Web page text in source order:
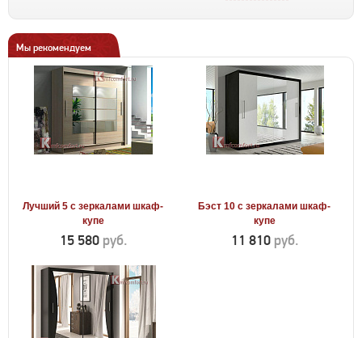
Мы рекомендуем
Лучший 5 с зеркалами шкаф-
купе
15 580 руб.
Бэст 10 с зеркалами шкаф-
купе
11 810 руб.